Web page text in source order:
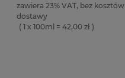
zawiera 23% VAT, bez kosztów
dostawy
( 1 x 100ml = 42,00 zł )